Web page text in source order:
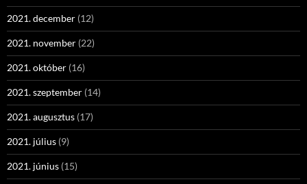
2021. december (12)
2021. november (22)
2021. október (16)
2021. szeptember (14)
2021. augusztus (17)
2021. július (9)
2021. június (15)